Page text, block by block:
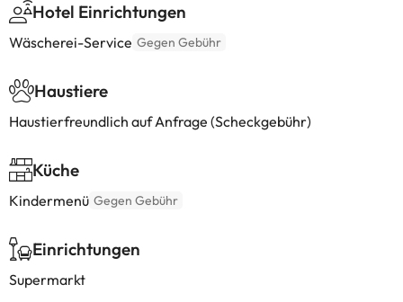
Hotel Einrichtungen
Wäscherei-Service Gegen Gebühr
Haustiere
Haustierfreundlich auf Anfrage (Scheckgebühr)
Küche
Kindermenü Gegen Gebühr
Einrichtungen
Supermarkt